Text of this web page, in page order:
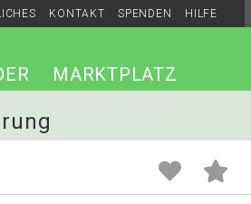
KONTAKT SPENDEN HILFE
MARKTPLATZ